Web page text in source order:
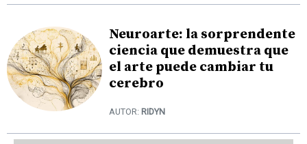
Neuroarte: la sorprendente
ciencia que demuestra que
el arte puede cambiar tu
cerebro
AUTOR: RIDYN